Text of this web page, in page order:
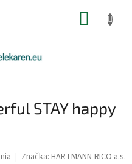
STAY happy
Značka: HARTMANN-RICO a.s.